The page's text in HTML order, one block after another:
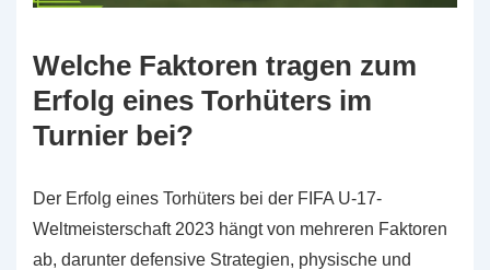
Welche Faktoren tragen zum
Erfolg eines Torhüters im
Turnier bei?
Der Erfolg eines Torhüters bei der FIFA U-17-
Weltmeisterschaft 2023 hängt von mehreren Faktoren
ab, darunter defensive Strategien, physische und